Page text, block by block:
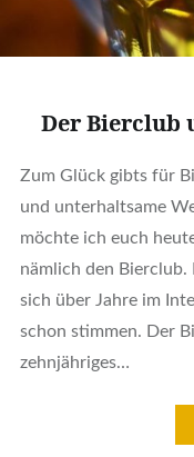
Der Bierclub
Zum Glück gibts für
und unterhaltsame
möchte ich euch
nämlich den
sich über Jahre im
schon stimmen. Der
zehnjähriges…